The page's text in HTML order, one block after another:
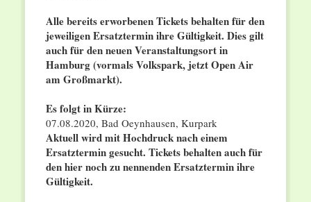
Alle bereits erworbenen Tickets behalten für den
jeweiligen Ersatztermin ihre Gültigkeit. Dies gilt
auch für den neuen Veranstaltungsort in
Hamburg (vormals Volkspark, jetzt Open Air
am Großmarkt).
Es folgt in Kürze:
07.08.2020, Bad Oeynhausen, Kurpark
Aktuell wird mit Hochdruck nach einem
Ersatztermin gesucht. Tickets behalten auch für
den hier noch zu nennenden Ersatztermin ihre
Gültigkeit.